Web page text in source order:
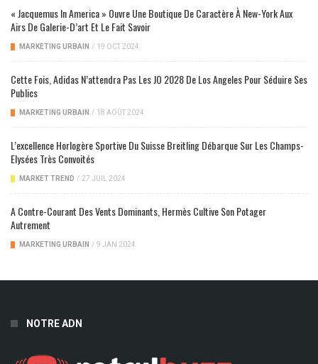
« Jacquemus In America » Ouvre Une Boutique De Caractère À New-York Aux
Airs De Galerie-D’art Et Le Fait Savoir
MARKETING URBAIN / 19 OCT 2024
Cette Fois, Adidas N’attendra Pas Les JO 2028 De Los Angeles Pour Séduire Ses
Publics
MARKETING URBAIN / 18 AOÛT 2024
L’excellence Horlogère Sportive Du Suisse Breitling Débarque Sur Les Champs-
Elysées Très Convoités
MARKET TREND / 27 JUIL 2024
A Contre-Courant Des Vents Dominants, Hermès Cultive Son Potager
Autrement
MARKETING URBAIN / 9 JAN 2024
NOTRE ADN